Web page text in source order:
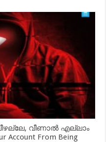
വീണാൽ എല്ലാം
Account From Being